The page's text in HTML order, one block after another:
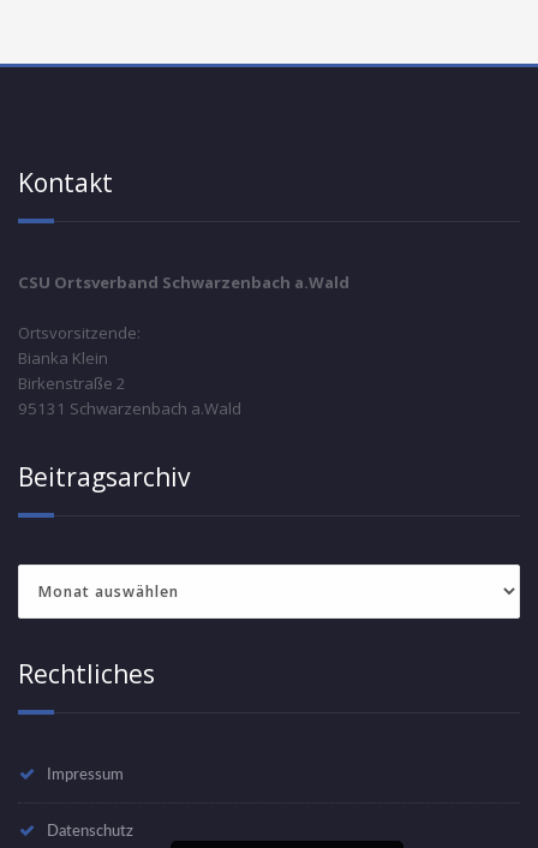
Kontakt
CSU Ortsverband Schwarzenbach a.Wald
Ortsvorsitzende:
Bianka Klein
Birkenstraße 2
95131 Schwarzenbach a.Wald
Beitragsarchiv
Rechtliches
Impressum
Datenschutz